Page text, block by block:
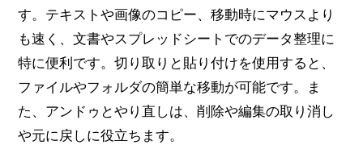
す。テキストや画像のコピー、移動時にマウスより
も速く、文書やスプレッドシートでのデータ整理に
特に便利です。切り取りと貼り付けを使用すると、
ファイルやフォルダの簡単な移動が可能です。ま
た、アンドゥとやり直しは、削除や編集の取り消し
や元に戻しに役立ちます。